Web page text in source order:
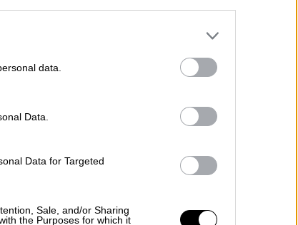
data.
Data.
Data for Targeted
Sale, and/or Sharing
the Purposes for which it
τον λόγο που
στο
Επιτέλους, τι